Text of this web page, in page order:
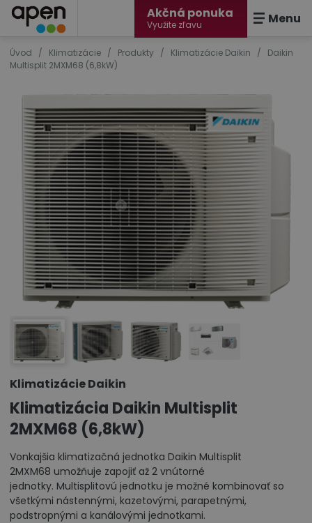
Akčná ponuka
Využite zľavu Menu
Úvod / Klimatizácie / Produkty / Klimatizácie Daikin /
Daikin
Multisplit 2MXM68 (6,8kW)
Klimatizácie Daikin
Klimatizácia Daikin Multisplit
2MXM68 (6,8kW)
Vonkajšia klimatizačná jednotka Daikin Multisplit
2MXM68 umožňuje zapojiť až 2 vnútorné
jednotky. Multisplitovú jednotku je možné kombinovať so
všetkými nástennými, kazetovými, parapetnými,
podstropnými a kanálovými jednotkami.